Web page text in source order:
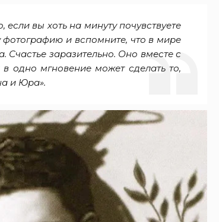
если вы хоть на минуту почувствуете
фотографию и вспомните, что в мире
Счастье заразительно. Оно вместе с
одно мгновение может сделать то,
и Юра».